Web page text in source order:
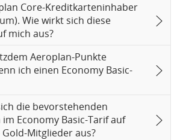
Core-Kreditkarteninhaber
Wie wirkt sich diese
mich aus?
Aeroplan-Punkte
ich einen Economy Basic-
die bevorstehenden
Economy Basic-Tarif auf
Mitglieder aus?